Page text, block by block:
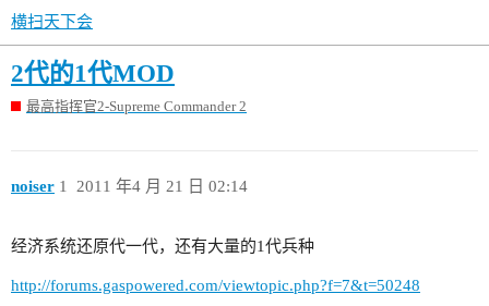
横扫天下会
2代的1代MOD
最高指挥官2-Supreme Commander 2
noiser 2011 年4 月 21 日 02:14
1
经济系统还原代一代，还有大量的1代兵种
http://forums.gaspowered.com/viewtopic.php?f=7&t=50248